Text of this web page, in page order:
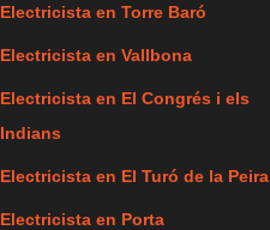
Electricista en Torre Baró
Electricista en Vallbona
Electricista en El Congrés i els
Indians
Electricista en El Turó de la Peira
Electricista en Porta